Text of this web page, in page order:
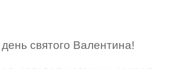
святого Валентина!